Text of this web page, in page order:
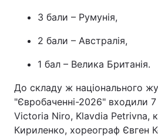
3 бали – Румунія,
2 бали – Австралія,
1 бал – Велика Британія.
До складу ж національного
"Євробаченні-2026" входили 7
Victoria Niro, Klavdia Petrivna,
Кириленко, хореограф Євген